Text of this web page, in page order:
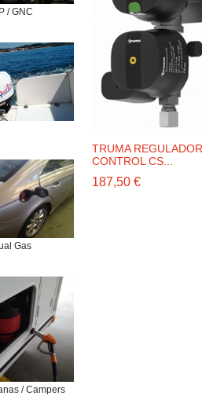
/ GNC
Gas
/ Campers
TRUMA
CONTROL CS...
187,50 €